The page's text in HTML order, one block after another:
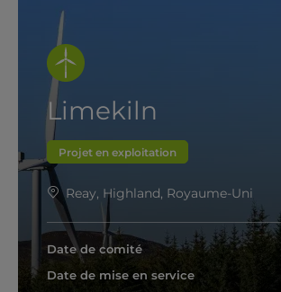
Limekiln
Projet en exploitation
Reay, Highland, Royaume-Uni
Date de comité
Date de mise en service